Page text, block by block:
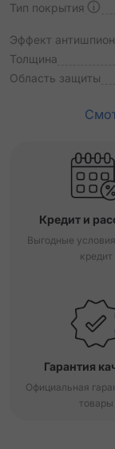
Тип покрытия
Эффект антишпион
Толщина
Область защиты
Кредит и
Выгодные
кредит
Гарантия
Официальная
товары